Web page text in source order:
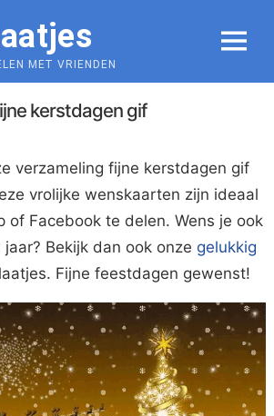
MET VRIENDEN
MENU
kerstdagen gif
verzameling fijne kerstdagen gif
vrolijke wenskaarten zijn ideaal
of Facebook te delen. Wens je ook
Bekijk dan ook onze gelukkig
Fijne feestdagen gewenst!